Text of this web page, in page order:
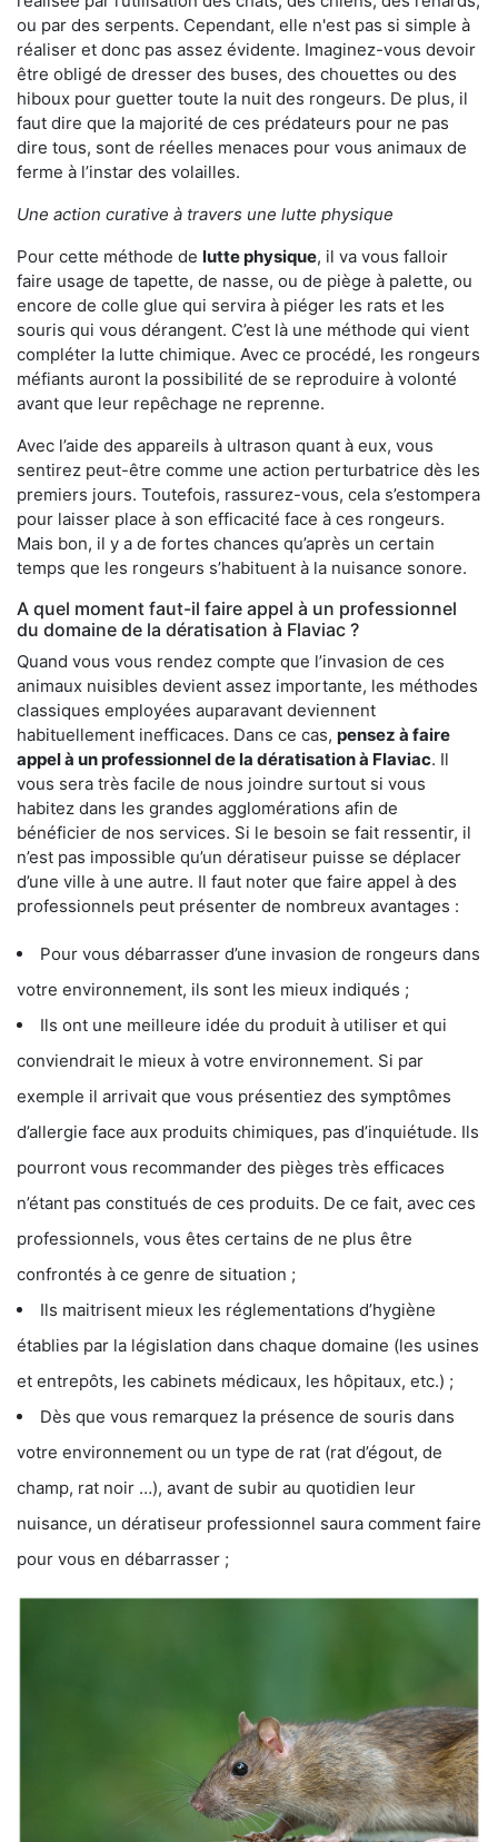
ou par des serpents. Cependant, elle n'est pas si simple à
réaliser et donc pas assez évidente. Imaginez-vous devoir
être obligé de dresser des buses, des chouettes ou des
hiboux pour guetter toute la nuit des rongeurs. De plus, il
faut dire que la majorité de ces prédateurs pour ne pas
dire tous, sont de réelles menaces pour vous animaux de
ferme à l’instar des volailles.
Une action curative à travers une lutte physique
Pour cette méthode de lutte physique, il va vous falloir
faire usage de tapette, de nasse, ou de piège à palette, ou
encore de colle glue qui servira à piéger les rats et les
souris qui vous dérangent. C’est là une méthode qui vient
compléter la lutte chimique. Avec ce procédé, les rongeurs
méfiants auront la possibilité de se reproduire à volonté
avant que leur repêchage ne reprenne.
Avec l’aide des appareils à ultrason quant à eux, vous
sentirez peut-être comme une action perturbatrice dès les
premiers jours. Toutefois, rassurez-vous, cela s’estompera
pour laisser place à son efficacité face à ces rongeurs.
Mais bon, il y a de fortes chances qu’après un certain
temps que les rongeurs s’habituent à la nuisance sonore.
A quel moment faut-il faire appel à un professionnel
du domaine de la dératisation à Flaviac ?
Quand vous vous rendez compte que l’invasion de ces
animaux nuisibles devient assez importante, les méthodes
classiques employées auparavant deviennent
habituellement inefficaces. Dans ce cas, pensez à faire
appel à un professionnel de la dératisation à Flaviac. Il
vous sera très facile de nous joindre surtout si vous
habitez dans les grandes agglomérations afin de
bénéficier de nos services. Si le besoin se fait ressentir, il
n’est pas impossible qu’un dératiseur puisse se déplacer
d’une ville à une autre. Il faut noter que faire appel à des
professionnels peut présenter de nombreux avantages :
Pour vous débarrasser d’une invasion de rongeurs dans
votre environnement, ils sont les mieux indiqués ;
Ils ont une meilleure idée du produit à utiliser et qui
conviendrait le mieux à votre environnement. Si par
exemple il arrivait que vous présentiez des symptômes
d’allergie face aux produits chimiques, pas d’inquiétude. Ils
pourront vous recommander des pièges très efficaces
n’étant pas constitués de ces produits. De ce fait, avec ces
professionnels, vous êtes certains de ne plus être
confrontés à ce genre de situation ;
Ils maitrisent mieux les réglementations d’hygiène
établies par la législation dans chaque domaine (les usines
et entrepôts, les cabinets médicaux, les hôpitaux, etc.) ;
Dès que vous remarquez la présence de souris dans
votre environnement ou un type de rat (rat d’égout, de
champ, rat noir …), avant de subir au quotidien leur
nuisance, un dératiseur professionnel saura comment faire
pour vous en débarrasser ;